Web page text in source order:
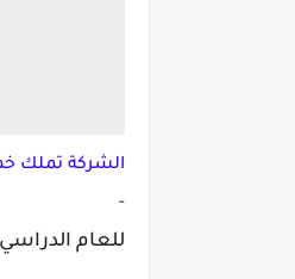
الشركة تملك
-
للعام